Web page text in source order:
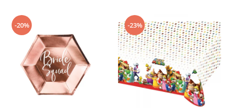
Petrecerea Burlacitelor
Petreceri Aniversare
Valentine's Day
-20% -23%